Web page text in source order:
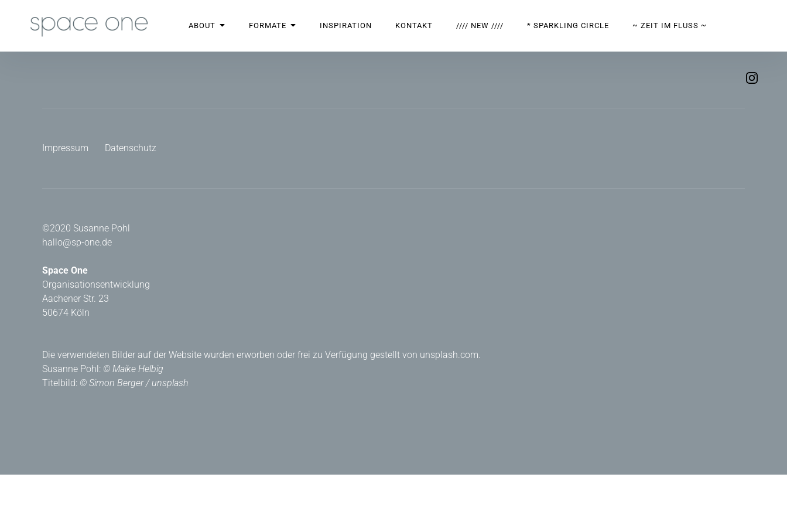
space one
Organisationsentwicklung ABOUT FORMATE INSPIRATION KONTAKT //// NEW //// * SPARKLING CIRCLE ~ ZEIT IM FLUSS ~
Impressum Datenschutz
©2020 Susanne Pohl
hallo@sp-one.de
Space One
Organisationsentwicklung
Aachener Str. 23
50674 Köln
Die verwendeten Bilder auf der Website wurden erworben oder frei zu Verfügung gestellt von unsplash.com.
Susanne Pohl: © Maike Helbig
Titelbild: © Simon Berger / unsplash